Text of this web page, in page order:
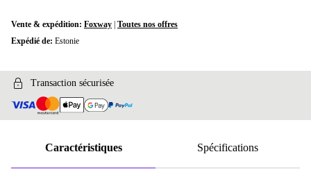
Vente & expédition: Foxway Toutes nos offres
Expédié de: Estonie
Transaction sécurisée
Caractéristiques Spécifications